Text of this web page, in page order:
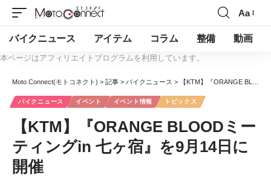
Aa
バイクニュース アイテム コラム 整備 動画
本ページはアフィリエイトプログラムを利用しています。
Moto Connect(モトコネクト) > 記事 > バイクニュース > 【KTM】『ORANGE BLOODミーティングin 七ヶ宿』を9月14日に開催
バイクニュース イベント イベント情報 トピックス
【KTM】『ORANGE BLOODミー
ティングin 七ヶ宿』を9月14日に
開催